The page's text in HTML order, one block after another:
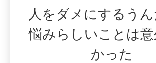
人をダメにするう
悩みらしいことは
かった